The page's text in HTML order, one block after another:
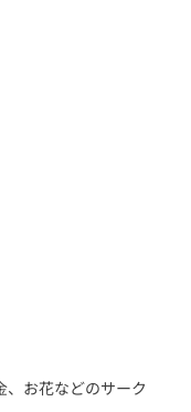
お花などのサーク